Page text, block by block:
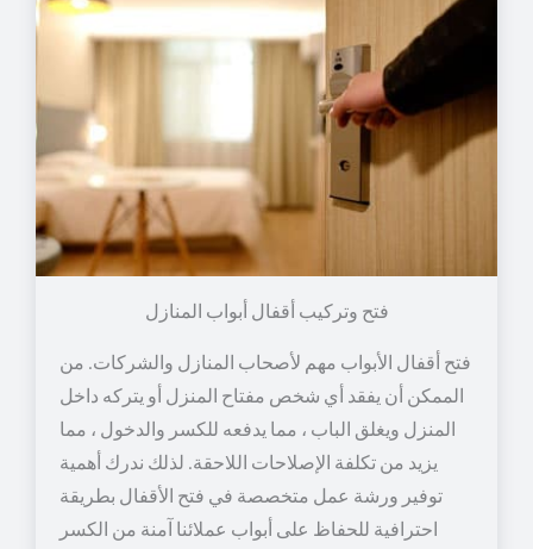
فتح وتركيب أقفال أبواب المنازل
فتح أقفال الأبواب مهم لأصحاب المنازل والشركات. من
الممكن أن يفقد أي شخص مفتاح المنزل أو يتركه داخل
المنزل ويغلق الباب ، مما يدفعه للكسر والدخول ، مما
يزيد من تكلفة الإصلاحات اللاحقة. لذلك ندرك أهمية
توفير ورشة عمل متخصصة في فتح الأقفال بطريقة
احترافية للحفاظ على أبواب عملائنا آمنة من الكسر